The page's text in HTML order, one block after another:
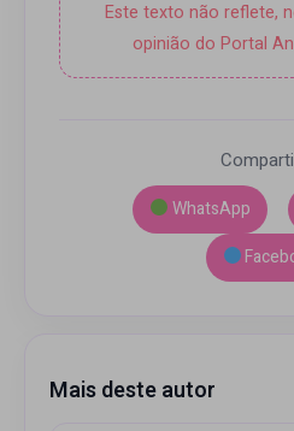
Este texto não reflete,
opinião do Portal
WhatsApp
Mais deste autor